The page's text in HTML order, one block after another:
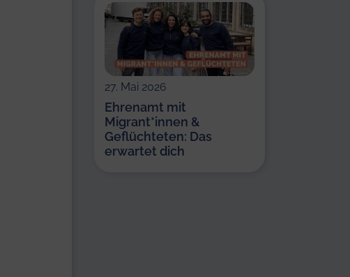
27. Mai 2026
Ehrenamt mit
Migrant*innen &
Geflüchteten: Das
erwartet dich